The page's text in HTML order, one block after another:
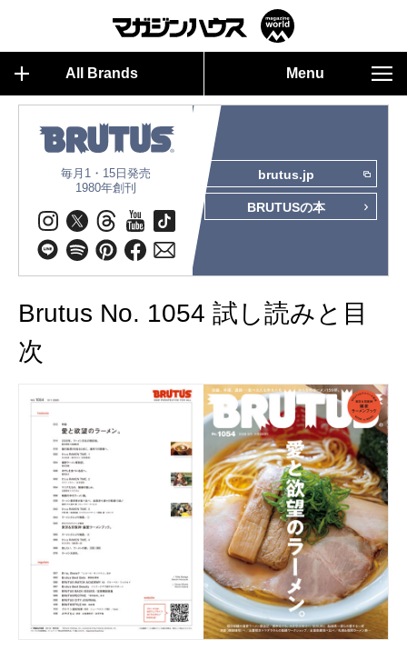
All Brands Menu
毎月1・15日発売
1980年創刊
brutus.jp
BRUTUSの本
Brutus No. 1054 試し読みと目
次